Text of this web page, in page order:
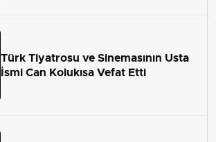
Türk Tiyatrosu ve Sinemasının Usta
İsmi Can Kolukısa Vefat Etti